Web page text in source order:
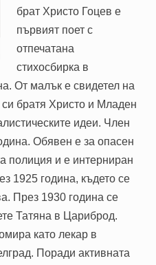
брат Христо Гоцев е
първият поет с
отпечатана
стихосбирка в
От малък е свидетел на
братя Христо и Младен
идеи. Член
Обявен е за опасен
полиция и е интерниран
1925 година, където се
През 1930 година се
Татяна в Цариброд.
като лекар в
Поради активната